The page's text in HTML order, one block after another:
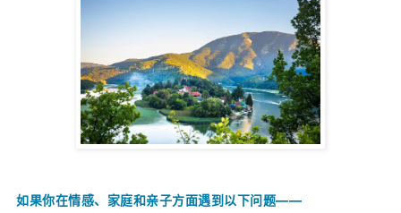
如果你在情感、家庭和亲子方面遇到以下问题——